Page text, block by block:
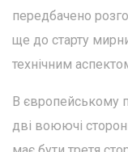
передбачено
ще до старту
технічним
В європейському
дві воюючі